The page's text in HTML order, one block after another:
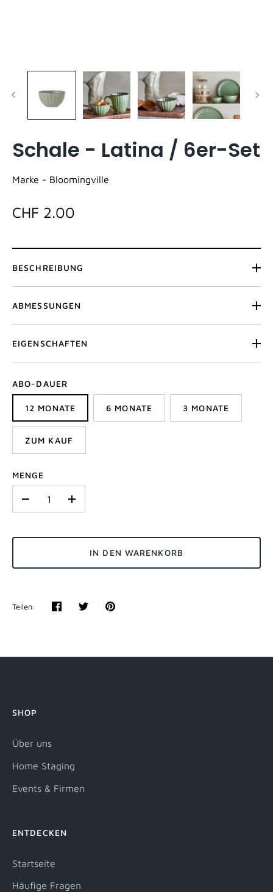
Schale - Latina / 6er-Set
Marke - Bloomingville
CHF 2.00
BESCHREIBUNG
ABMESSUNGEN
EIGENSCHAFTEN
ABO-DAUER
12 MONATE 6 MONATE 3 MONATE
ZUM KAUF
MENGE
+
IN DEN WARENKORB
Teilen:
TeilenTwitternPinnen
SHOP
Über uns
Home Staging
Events & Firmen
ENTDECKEN
Startseite
Häufige Fragen